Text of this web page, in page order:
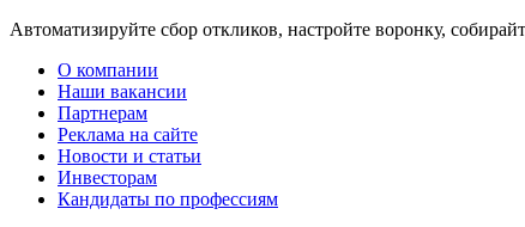
Автоматизируйте сбор откликов, настройте воронку,
О компании
Наши вакансии
Партнерам
Реклама на сайте
Новости и статьи
Инвесторам
Кандидаты по профессиям